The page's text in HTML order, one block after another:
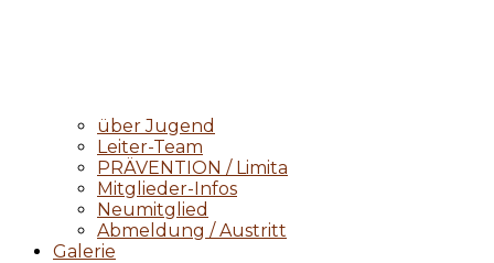
über Jugend
Leiter-Team
PRÄVENTION / Limita
Mitglieder-Infos
Neumitglied
Abmeldung / Austritt
Galerie